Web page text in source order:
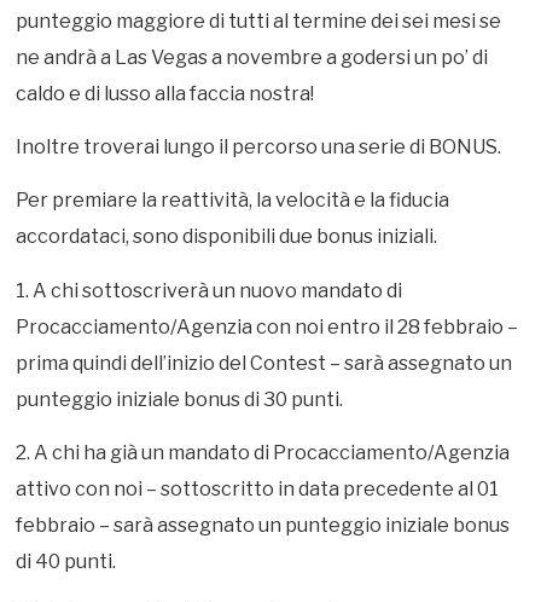
punteggio maggiore di tutti al termine dei sei mesi se
ne andrà a Las Vegas a novembre a godersi un po’ di
caldo e di lusso alla faccia nostra!
Inoltre troverai lungo il percorso una serie di BONUS.
Per premiare la reattività, la velocità e la fiducia
accordataci, sono disponibili due bonus iniziali.
1. A chi sottoscriverà un nuovo mandato di
Procacciamento/Agenzia con noi entro il 28 febbraio –
prima quindi dell’inizio del Contest – sarà assegnato un
punteggio iniziale bonus di 30 punti.
2. A chi ha già un mandato di Procacciamento/Agenzia
attivo con noi – sottoscritto in data precedente al 01
febbraio – sarà assegnato un punteggio iniziale bonus
di 40 punti.